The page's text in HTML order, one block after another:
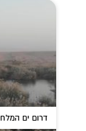
דרום ים המלח